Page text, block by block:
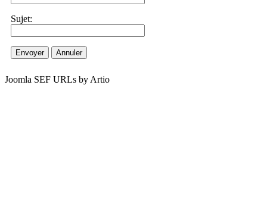
Sujet:
Envoyer Annuler
Joomla SEF URLs by Artio